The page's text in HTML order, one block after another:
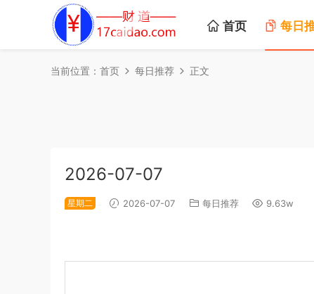
首页 每日
当前位置： 首页 每日推荐 正文
2026-07-07
星期二 2026-07-07 每日推荐 9.63w